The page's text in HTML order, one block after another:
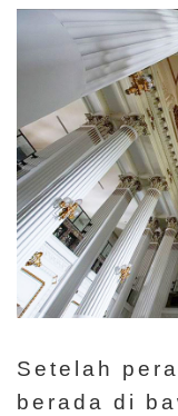
Setelah
berada di